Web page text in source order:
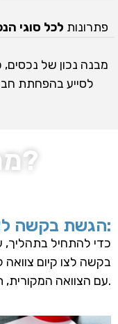
פתרונות לכל סוגי
מבנה נכון של נכסים,
לסייע בהפחתת
מה התהליך?
1. הגשת בקשה לצו קיום צוואה:
כדי להתחיל בתהליך,
בקשה לצו קיום
עם הצוואה המקורית, תעודת פטירה ומסמכים תומכים נוספים.